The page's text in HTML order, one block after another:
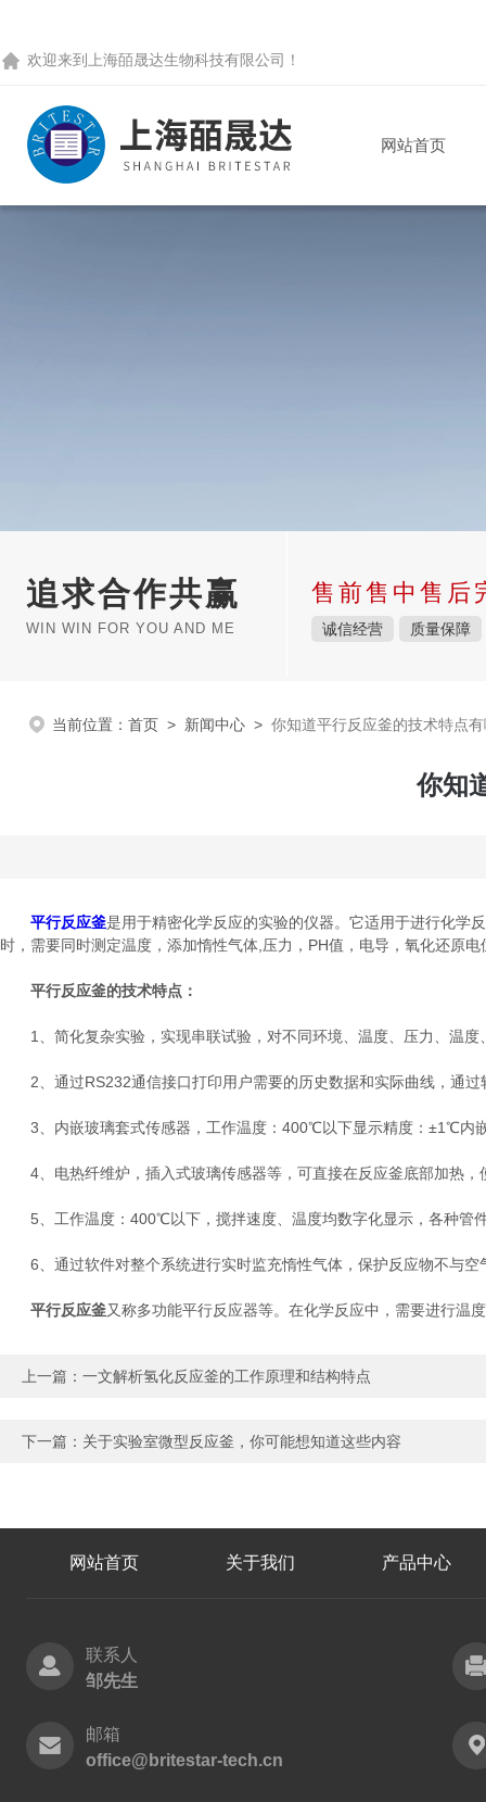
欢迎来到 上海皕晟达生物科技有限公司 ！
网站首页
追求合作共赢
WIN WIN FOR YOU AND ME
售前售中售后
诚信经营 质量保障
当前位置： 首页 > 新闻中心 > 你知道平行反应釜的技术特点
你知
平行反应釜是用于精密化学反应的实验的仪器。它适用于进行化学
时，需要同时测定温度，添加惰性气体,压力，PH值，电导，氧化还原
平行反应釜的技术特点：
1、简化复杂实验，实现串联试验，对不同环境、温度、压力、温度
2、通过RS232通信接口打印用户需要的历史数据和实际曲线，通过
3、内嵌玻璃套式传感器，工作温度：400℃以下显示精度：±1℃内
4、电热纤维炉，插入式玻璃传感器等，可直接在反应釜底部加热，
5、工作温度：400℃以下，搅拌速度、温度均数字化显示，各种管
6、通过软件对整个系统进行实时监充惰性气体，保护反应物不与空
平行反应釜又称多功能平行反应器等。在化学反应中，需要进行温
上一篇： 一文解析氢化反应釜的工作原理和结构特点
下一篇： 关于实验室微型反应釜，你可能想知道这些内容
网站首页 关于我们 产品中心
联系人
邹先生
邮箱
office@britestar-tech.cn